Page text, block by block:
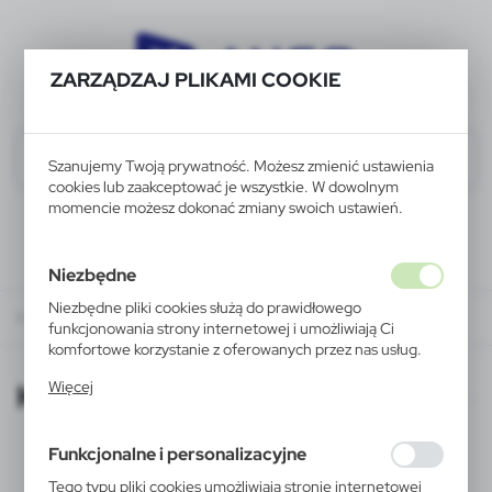
ZARZĄDZAJ PLIKAMI COOKIE
Szanujemy Twoją prywatność. Możesz zmienić ustawienia
cookies lub zaakceptować je wszystkie. W dowolnym
momencie możesz dokonać zmiany swoich ustawień.
Niezbędne
Niezbędne pliki cookies służą do prawidłowego
funkcjonowania strony internetowej i umożliwiają Ci
komfortowe korzystanie z oferowanych przez nas usług.
działania w celu m.in. dostosowania Twoich ustawień
korzystasz, może działać bez zakłóceń.
Więcej
Funkcjonalne i personalizacyjne
Tego typu pliki cookies umożliwiają stronie internetowej
KATALOGI ONLINE
KATALOGI ONLINE